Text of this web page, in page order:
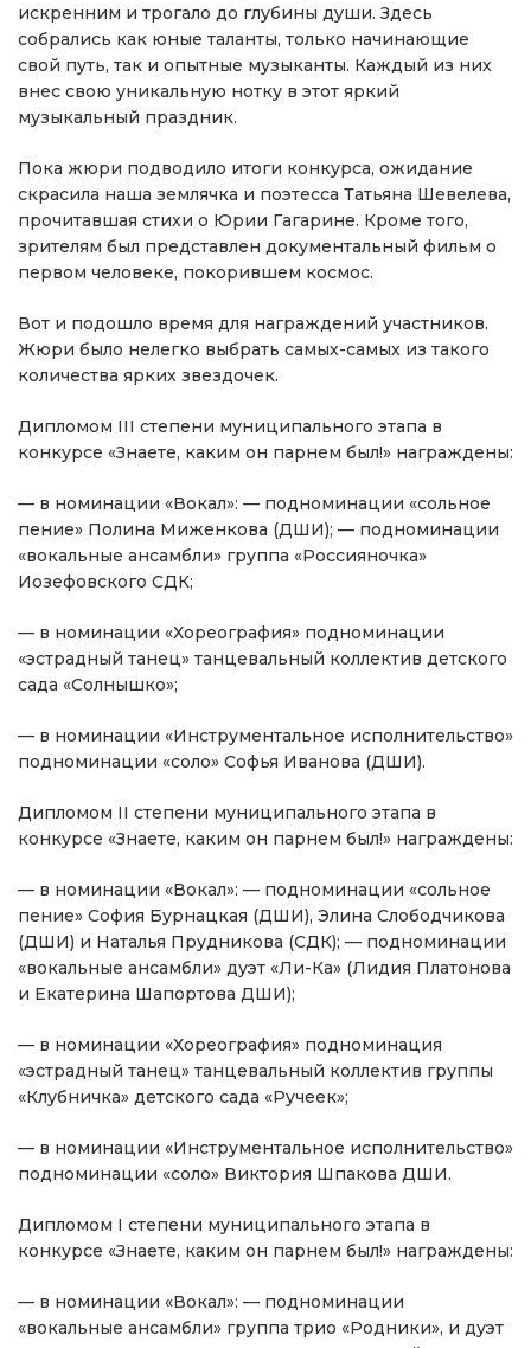
искренним и трогало до глубины души. Здесь
собрались как юные таланты, только начинающие
свой путь, так и опытные музыканты. Каждый из них
внес свою уникальную нотку в этот яркий
музыкальный праздник.
Пока жюри подводило итоги конкурса, ожидание
скрасила наша землячка и поэтесса Татьяна Шевелева,
прочитавшая стихи о Юрии Гагарине. Кроме того,
зрителям был представлен документальный фильм о
первом человеке, покорившем космос.
Вот и подошло время для награждений участников.
Жюри было нелегко выбрать самых-самых из такого
количества ярких звездочек.
Дипломом III степени муниципального этапа в
конкурсе «Знаете, каким он парнем был!» награждены:
— в номинации «Вокал»: — подноминации «сольное
пение» Полина Миженкова (ДШИ); — подноминации
«вокальные ансамбли» группа «Россияночка»
Иозефовского СДК;
— в номинации «Хореография» подноминации
«эстрадный танец» танцевальный коллектив детского
сада «Солнышко»;
— в номинации «Инструментальное исполнительство»
подноминации «соло» Софья Иванова (ДШИ).
Дипломом II степени муниципального этапа в
конкурсе «Знаете, каким он парнем был!» награждены:
— в номинации «Вокал»: — подноминации «сольное
пение» София Бурнацкая (ДШИ), Элина Слободчикова
(ДШИ) и Наталья Прудникова (СДК); — подноминации
«вокальные ансамбли» дуэт «Ли-Ка» (Лидия Платонова
и Екатерина Шапортова ДШИ);
— в номинации «Хореография» подноминация
«эстрадный танец» танцевальный коллектив группы
«Клубничка» детского сада «Ручеек»;
— в номинации «Инструментальное исполнительство»
подноминации «соло» Виктория Шпакова ДШИ.
Дипломом I степени муниципального этапа в
конкурсе «Знаете, каким он парнем был!» награждены:
— в номинации «Вокал»: — подноминации
«вокальные ансамбли» группа трио «Родники», и дуэт